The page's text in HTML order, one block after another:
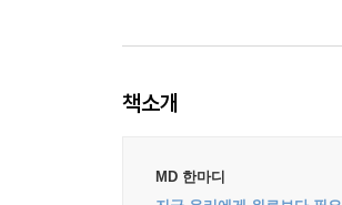
책소개
MD 한마디